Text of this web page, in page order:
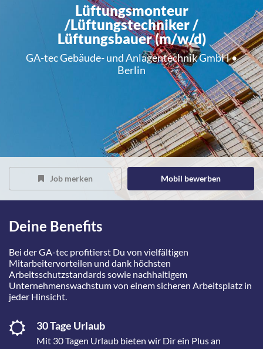
Lüftungsmonteur
/Lüftungstechniker /
Lüftungsbauer (m/w/d)
GA-tec Gebäude- und Anlagentechnik GmbH •
Berlin
Job merken Mobil bewerben
Deine Benefits
Bei der GA-tec profitierst Du von vielfältigen
Mitarbeitervorteilen und dank höchsten
Arbeitsschutzstandards sowie nachhaltigem
Unternehmenswachstum von einem sicheren Arbeitsplatz in
jeder Hinsicht.
30 Tage Urlaub
Mit 30 Tagen Urlaub bieten wir Dir ein Plus an